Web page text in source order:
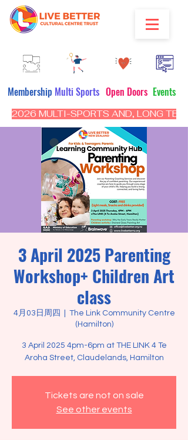
Multi Sports Open Doors Events
Membership
2026 MULTI-SPORTS AND, LONG
3 April 2025 Parenting
Workshop+ Children Art
class
4月03日周四
The Link Community Centre
(Hamilton)
3 April 2025 4pm-6pm at THE LINK 4 Te
Aroha Street, Claudelands, Hamilton
Tickets are not on sale
See other events